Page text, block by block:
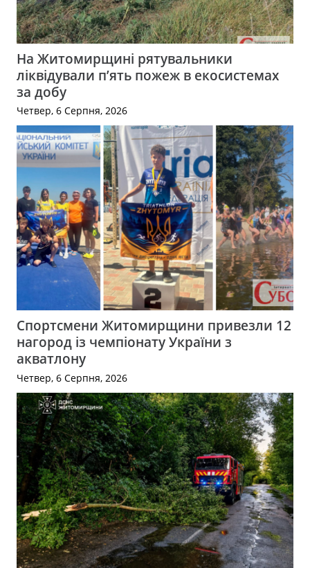
На Житомирщині рятувальники
ліквідували п’ять пожеж в екосистемах
за добу
Четвер, 6 Серпня, 2026
Спортсмени Житомирщини привезли 12
нагород із чемпіонату України з
акватлону
Четвер, 6 Серпня, 2026